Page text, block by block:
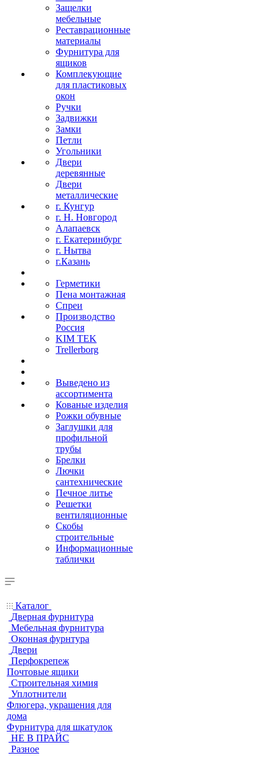
Защелки
мебельные
Реставрационные
материалы
Фурнитура для
ящиков
Комплекующие
для пластиковых
окон
Ручки
Задвижки
Замки
Петли
Угольники
Двери
деревянные
Двери
металлические
г. Кунгур
г. Н. Новгород
Алапаевск
г. Екатеринбург
г. Нытва
г.Казань
Герметики
Пена монтажная
Спреи
Производство
Россия
KIM TEK
Trellerborg
Выведено из
ассортимента
Кованые изделия
Рожки обувные
Заглушки для
профильной
трубы
Брелки
Лючки
сантехнические
Печное литье
Решетки
вентиляционные
Скобы
строительные
Информационные
таблички
Каталог
Дверная фурнитура
Мебельная фурнитура
Оконная фурнтура
Двери
Перфокрепеж
Почтовые ящики
Строительная химия
Уплотнители
Флюгера, украшения для
дома
Фурнитура для шкатулок
НЕ В ПРАЙС
Разное